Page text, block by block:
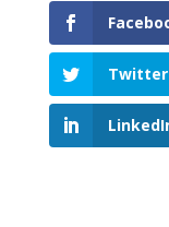
Twitter